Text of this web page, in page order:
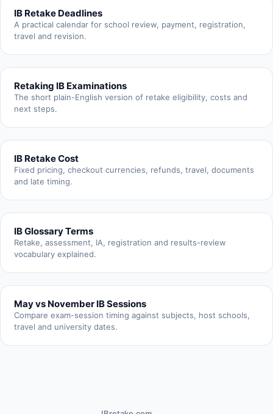
IB Retake Deadlines
A practical calendar for school review, payment, registration,
travel and revision.
Retaking IB Examinations
The short plain-English version of retake eligibility, costs and
next steps.
IB Retake Cost
Fixed pricing, checkout currencies, refunds, travel, documents
and late timing.
IB Glossary Terms
Retake, assessment, IA, registration and results-review
vocabulary explained.
May vs November IB Sessions
Compare exam-session timing against subjects, host schools,
travel and university dates.